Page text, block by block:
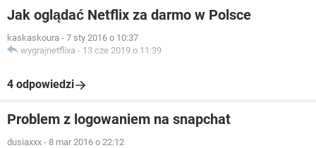
Jak oglądać Netflix za darmo w Polsce
kaskaskoura - 7 sty 2016 o 10:37
wygrajnetflixa - 13 cze 2019 o 11:39
4 odpowiedzi
Problem z logowaniem na snapchat
dusiaxxx - 8 mar 2016 o 22:12